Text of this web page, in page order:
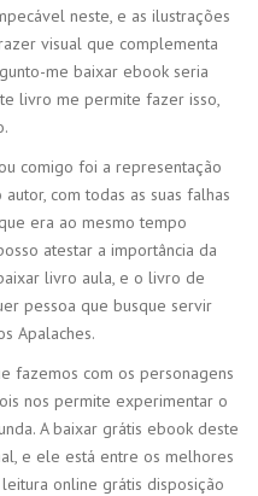
neste, e as ilustrações
visual que complementa
me baixar ebook seria
livro me permite fazer isso,
comigo foi a representação
com todas as suas falhas
era ao mesmo tempo
atestar a importância da
livro aula, e o livro de
pessoa que busque servir
Apalaches.
fazemos com os personagens
nos permite experimentar o
A baixar grátis ebook deste
e ele está entre os melhores
online grátis disposição